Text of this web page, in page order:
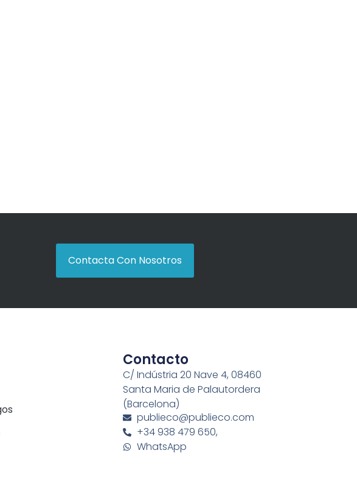
Contacta Con Nosotros
Contacto
C/ Indústria 20 Nave 4, 08460
Santa Maria de Palautordera
(Barcelona)
publieco@publieco.com
+34 938 479 650,
WhatsApp